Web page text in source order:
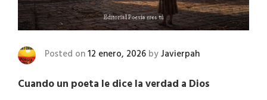
Posted on12 enero, 2026 byJavierpah
Cuando un poeta le dice la verdad a Dios